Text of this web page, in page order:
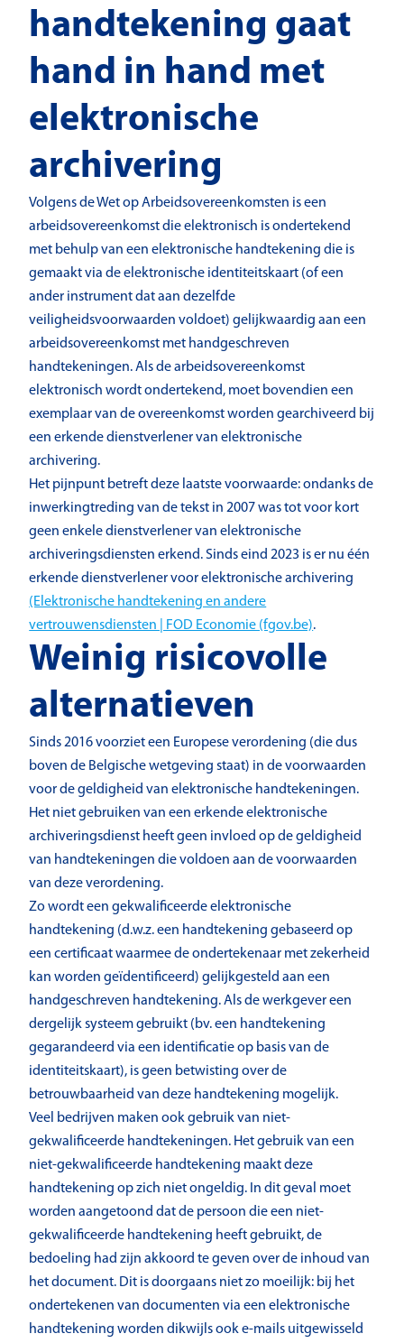
handtekening gaat
hand in hand met
elektronische
archivering
Volgens de Wet op Arbeidsovereenkomsten is een
arbeidsovereenkomst die elektronisch is ondertekend
met behulp van een elektronische handtekening die is
gemaakt via de elektronische identiteitskaart (of een
ander instrument dat aan dezelfde
veiligheidsvoorwaarden voldoet) gelijkwaardig aan een
arbeidsovereenkomst met handgeschreven
handtekeningen. Als de arbeidsovereenkomst
elektronisch wordt ondertekend, moet bovendien een
exemplaar van de overeenkomst worden gearchiveerd bij
een erkende dienstverlener van elektronische
archivering.
Het pijnpunt betreft deze laatste voorwaarde: ondanks de
inwerkingtreding van de tekst in 2007 was tot voor kort
geen enkele dienstverlener van elektronische
archiveringsdiensten erkend. Sinds eind 2023 is er nu één
erkende dienstverlener voor elektronische archivering
(Elektronische handtekening en andere
vertrouwensdiensten | FOD Economie (fgov.be).
Weinig risicovolle
alternatieven
Sinds 2016 voorziet een Europese verordening (die dus
boven de Belgische wetgeving staat) in de voorwaarden
voor de geldigheid van elektronische handtekeningen.
Het niet gebruiken van een erkende elektronische
archiveringsdienst heeft geen invloed op de geldigheid
van handtekeningen die voldoen aan de voorwaarden
van deze verordening.
Zo wordt een gekwalificeerde elektronische
handtekening (d.w.z. een handtekening gebaseerd op
een certificaat waarmee de ondertekenaar met zekerheid
kan worden geïdentificeerd) gelijkgesteld aan een
handgeschreven handtekening. Als de werkgever een
dergelijk systeem gebruikt (bv. een handtekening
gegarandeerd via een identificatie op basis van de
identiteitskaart), is geen betwisting over de
betrouwbaarheid van deze handtekening mogelijk.
Veel bedrijven maken ook gebruik van niet-
gekwalificeerde handtekeningen. Het gebruik van een
niet-gekwalificeerde handtekening maakt deze
handtekening op zich niet ongeldig. In dit geval moet
worden aangetoond dat de persoon die een niet-
gekwalificeerde handtekening heeft gebruikt, de
bedoeling had zijn akkoord te geven over de inhoud van
het document. Dit is doorgaans niet zo moeilijk: bij het
ondertekenen van documenten via een elektronische
handtekening worden dikwijls ook e-mails uitgewisseld